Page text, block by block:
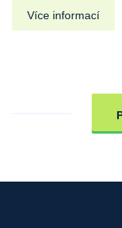
Více informací